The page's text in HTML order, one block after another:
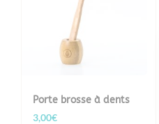
Porte brosse à dents
3,00€